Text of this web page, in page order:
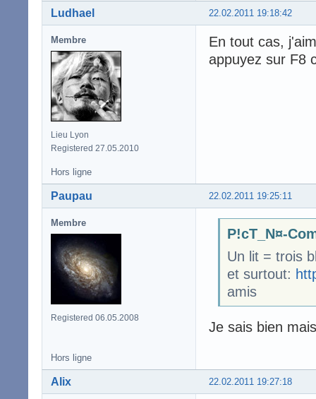
22.02.2011 19:18:42
Ludhael
Membre
Lieu Lyon
Registered 27.05.2010
En tout cas,
appuyez sur F8
Hors ligne
22.02.2011 19:25:11
Paupau
Membre
Registered 06.05.2008
P!cT_N¤-
Un lit = trois
et surtout:
amis
Je sais bien
Hors ligne
22.02.2011 19:27:18
Alix